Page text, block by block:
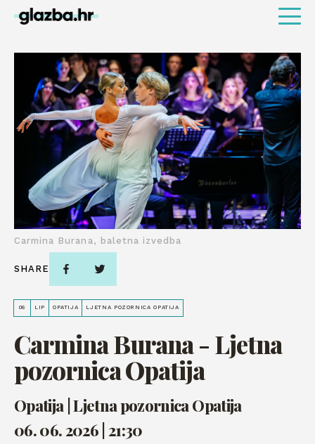
06 LIP OPATIJA LJETNA POZORNICA OPATIJA
Carmina Burana - Ljetna
pozornica Opatija
Opatija | Ljetna pozornica Opatija
06. 06. 2026 | 21:30
Carmina Burana, baletna izvedba
SHARE